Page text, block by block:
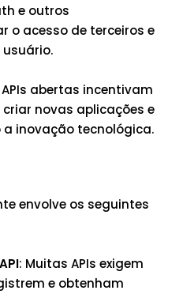
e outros
o acesso de terceiros e
APIs abertas incentivam
novas aplicações e
a inovação tecnológica.
envolve os seguintes
: Muitas APIs exigem
e obtenham